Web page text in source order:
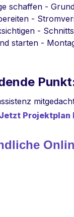
schaffen -
-
-
starten - Mo
Jetzt Projektplan